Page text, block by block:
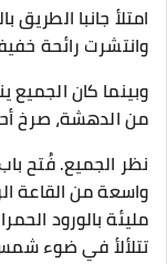
امتلأ جانبا الطريق
وانتشرت رائحة
وبينما كان
من الدهشة، صرخ
نظر الجميع. فُتح
واسعة من القاعة
مليئة بالورود
تتلألأ في ضوء